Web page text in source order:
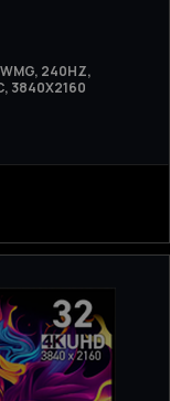
240HZ,
3840Х2160